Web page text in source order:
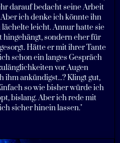
darauf bedacht seine Arbeit
ich denke ich könnte ihn
leicht. Annur hatte sie
sondern eher für
Hätte er mit ihrer Tante
schon ein langes Gespräch
vor Augen
ihm ankündigst...? Klingt gut,
so wie bisher würde ich
bislang. Aber ich rede mit
sicher hinein lassen."